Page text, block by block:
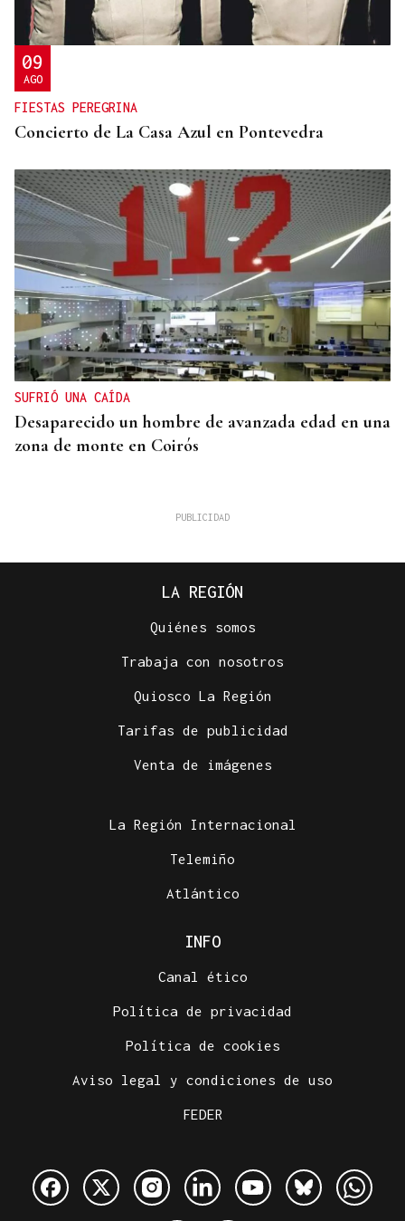
09
AGO
FIESTAS PEREGRINA
Concierto de La Casa Azul en Pontevedra
SUFRIÓ UNA CAÍDA
Desaparecido un hombre de avanzada edad en una
zona de monte en Coirós
LA REGIÓN
Quiénes somos
Trabaja con nosotros
Quiosco La Región
Tarifas de publicidad
Venta de imágenes
La Región Internacional
Telemiño
Atlántico
INFO
Canal ético
Política de privacidad
Política de cookies
Aviso legal y condiciones de uso
FEDER